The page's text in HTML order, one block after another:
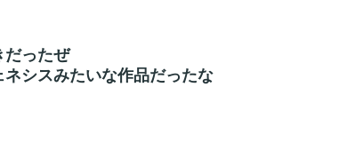
だったぜ
シスみたいな作品だったな